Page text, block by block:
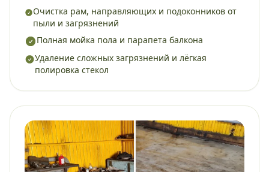
Очистка рам, направляющих и подоконников от
пыли и загрязнений
Полная мойка пола и парапета балкона
Удаление сложных загрязнений и лёгкая
полировка стекол